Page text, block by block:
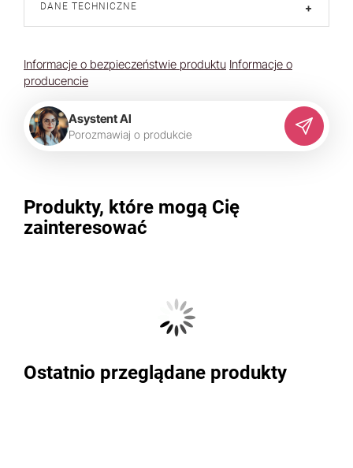
DANE TECHNICZNE +
Informacje o bezpieczeństwie produktu Informacje o
producencie
Asystent AI
Porozmawiaj o produkcie
Produkty, które mogą Cię
zainteresować
Ostatnio przeglądane produkty